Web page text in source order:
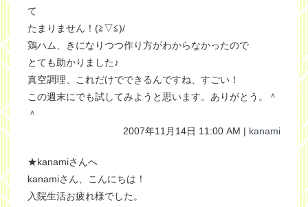
て
たまりません！(≧▽≦)/
鶏ハム、きになりつつ作り方がわからなかったので
とても助かりました♪
真空調理、これだけでできるんですね、すごい！
この週末にでも試してみようと思います。ありがとう。＾
＾
2007年11月14日 11:00 AM | kanami
★kanamiさんへ
kanamiさん、こんにちは！
入院生活お疲れ様でした。